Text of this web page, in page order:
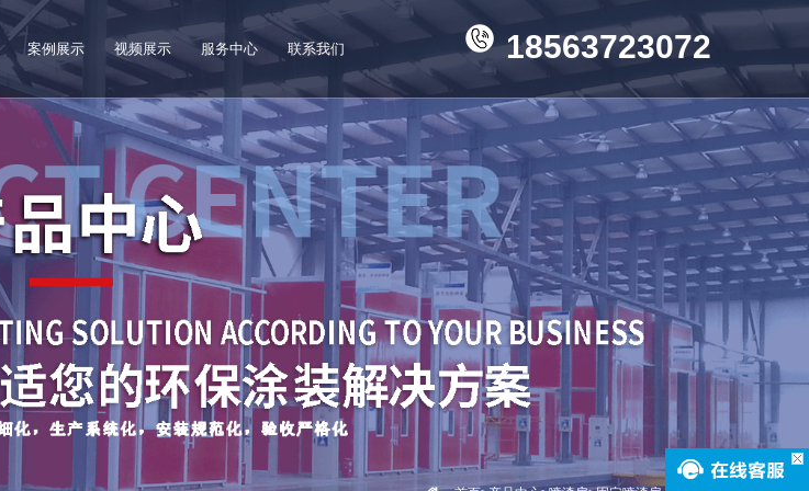
案例展示 视频展示 服务中心 联系我们 18563723072